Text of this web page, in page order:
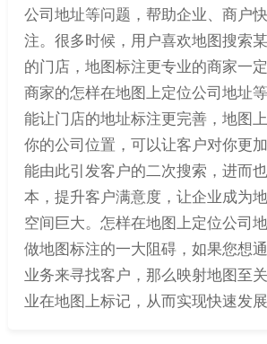
公司地址等问题，帮助企业、商户
注。很多时候，用户喜欢地图搜索
的门店，地图标注更专业的商家一
商家的怎样在地图上定位公司地址
能让门店的地址标注更完善，地图
你的公司位置，可以让客户对你更
能由此引发客户的二次搜索，进而
本，提升客户满意度，让企业成为
空间巨大。怎样在地图上定位公司
做地图标注的一大阻碍，如果您想
业务来寻找客户，那么映射地图至
业在地图上标记，从而实现快速发展